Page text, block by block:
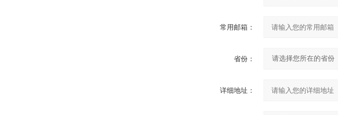
常用邮箱：
省份：
详细地址：